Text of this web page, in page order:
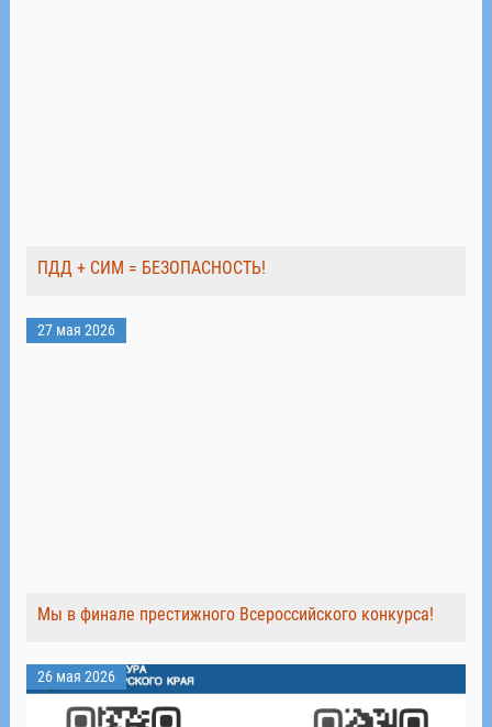
ПДД + СИМ = БЕЗОПАСНОСТЬ!
27 мая 2026
Мы в финале престижного Всероссийского конкурса!
26 мая 2026